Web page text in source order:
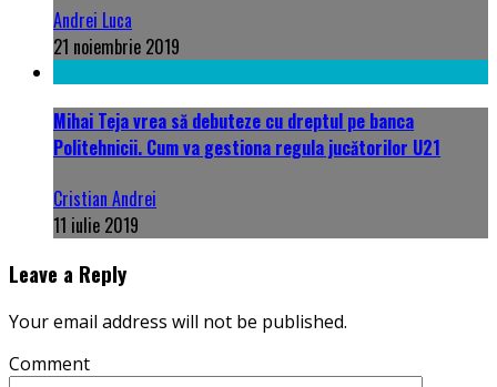
Andrei Luca
21 noiembrie 2019
Mihai Teja vrea să debuteze cu dreptul pe banca
Politehnicii. Cum va gestiona regula jucătorilor U21
Cristian Andrei
11 iulie 2019
Leave a Reply
Your email address will not be published.
Comment